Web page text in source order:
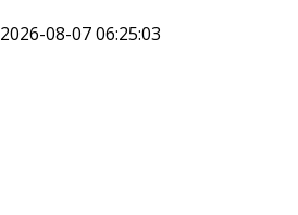
2026-08-07 06:25:03